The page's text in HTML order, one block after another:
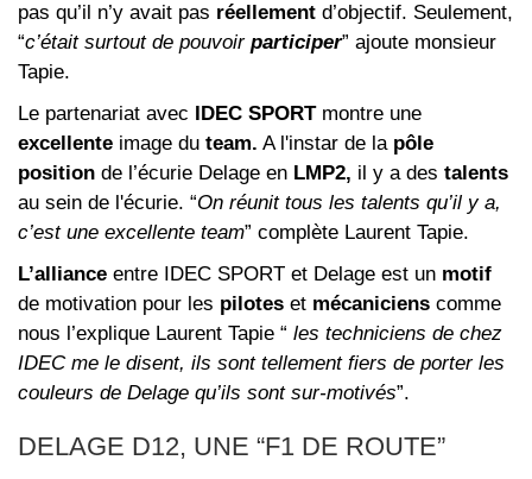
pas qu’il n’y avait pas réellement d’objectif. Seulement,
“c’était surtout de pouvoir participer” ajoute monsieur
Tapie.
Le partenariat avec
IDEC SPORTmontre une
excellente image du team. A l'instar de la pôle
position de l’écurie Delage en LMP2, il y a des talents
au sein de l'écurie. “On réunit tous les talents qu’il y a,
c’est une excellente team” complète Laurent Tapie.
L’alliance entre IDEC SPORT et Delage est un motif
de motivation pour les pilotes et mécaniciens comme
nous l’explique Laurent Tapie “ les techniciens de chez
IDEC me le disent, ils sont tellement fiers de porter les
couleurs de Delage qu’ils sont sur-motivés”.
DELAGE D12, UNE “F1 DE ROUTE”